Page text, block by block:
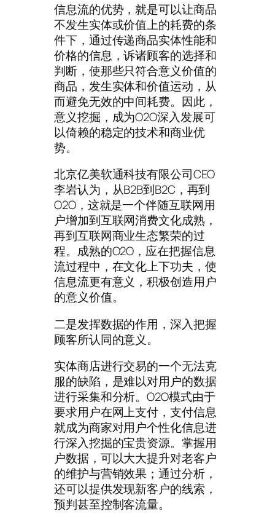
信息流的优势，就是可以让商品
不发生实体或价值上的耗费的条
件下，通过传递商品实体性能和
价格的信息，诉诸顾客的选择和
判断，使那些只符合意义价值的
商品，发生实体和价值运动，从
而避免无效的中间耗费。因此，
意义挖掘，成为O2O深入发展可
以倚赖的稳定的技术和商业优
势。
北京亿美软通科技有限公司CEO
李岩认为，从B2B到B2C，再到
O2O，这就是一个伴随互联网用
户增加到互联网消费文化成熟，
再到互联网商业生态繁荣的过
程。成熟的O2O，应在把握信息
流过程中，在文化上下功夫，使
信息流更有意义，积极创造用户
的意义价值。
二是发挥数据的作用，深入把握
顾客所认同的意义。
实体商店进行交易的一个无法克
服的缺陷，是难以对用户的数据
进行采集和分析。O2O模式由于
要求用户在网上支付，支付信息
就成为商家对用户个性化信息进
行深入挖掘的宝贵资源。掌握用
户数据，可以大大提升对老客户
的维护与营销效果；通过分析，
还可以提供发现新客户的线索，
预判甚至控制客流量。